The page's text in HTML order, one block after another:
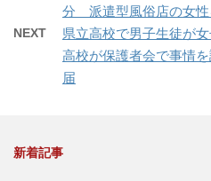
分 派遣型風俗店の女性
NEXT
県立高校で男子生徒が
高校が保護者会で事情
届
新着記事